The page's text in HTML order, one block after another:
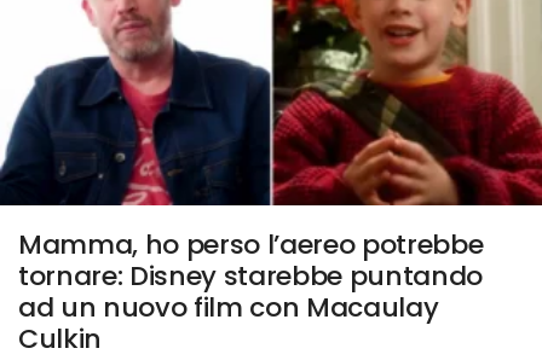
Mamma, ho perso l’aereo potrebbe
tornare: Disney starebbe puntando
ad un nuovo film con Macaulay
Culkin